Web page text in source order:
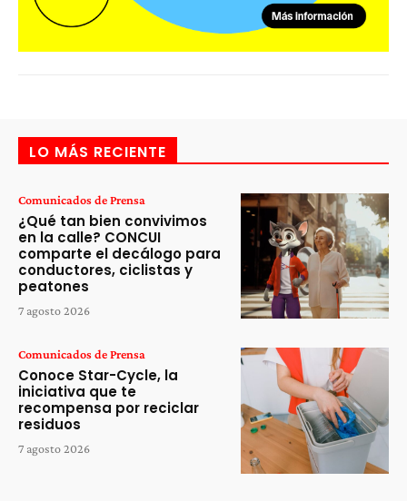
LO MÁS RECIENTE
Comunicados de Prensa
¿Qué tan bien convivimos
en la calle? CONCUI
comparte el decálogo para
conductores, ciclistas y
peatones
7 agosto 2026
Comunicados de Prensa
Conoce Star-Cycle, la
iniciativa que te
recompensa por reciclar
residuos
7 agosto 2026